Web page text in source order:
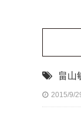
畠山
2015/9/